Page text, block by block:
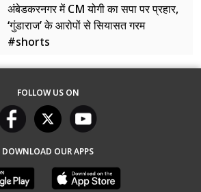
अंबेडकरनगर में CM योगी का सपा पर प्रहार,
‘गुंडाराज’ के आरोपों से सियासत गरम
#shorts
FOLLOW US ON
DOWNLOAD OUR APPS